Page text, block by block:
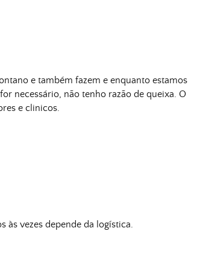
e também fazem e enquanto estamos
necessário, não tenho razão de queixa. O
e clinicos.
às vezes depende da logística.